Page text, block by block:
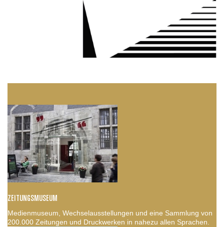
ZEITUNGSMUSEUM
Medienmuseum, Wechselausstellungen und eine Sammlung von
200.000 Zeitungen und Druckwerken in nahezu allen Sprachen.